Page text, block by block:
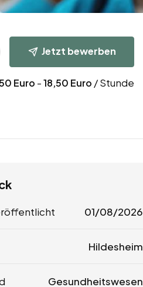
Jetzt bewerben
Euro -18,50 Euro / Stunde
01/08/2026
Hildesheim
Gesundheitswesen